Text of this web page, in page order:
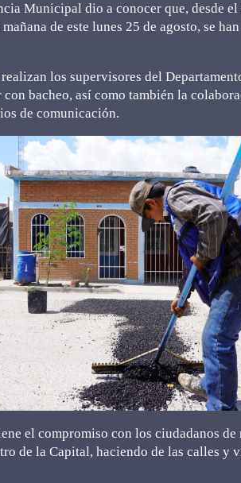
Municipal dio a conocer que, desde
de este lunes 25 de agosto, se
los supervisores del
bacheo, así como también la
de comunicación.
el compromiso con los ciudadanos de
de la Capital, haciendo de las calles y